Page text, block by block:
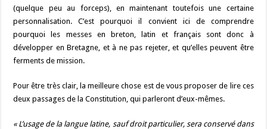
(quelque peu au forceps), en maintenant toutefois une certaine
personnalisation. C’est pourquoi il convient ici de comprendre
pourquoi les messes en breton, latin et français sont donc à
développer en Bretagne, et à ne pas rejeter, et qu’elles peuvent être
ferments de mission.
Pour être très clair, la meilleure chose est de vous proposer de lire ces
deux passages de la Constitution, qui parleront d’eux-mêmes.
« L’usage de la langue latine, sauf droit particulier, sera conservé dans